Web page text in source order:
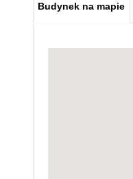
Mapy
Budynek na mapie